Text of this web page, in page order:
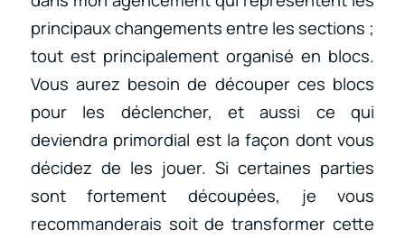
principaux changements entre les sections ;
tout est principalement organisé en blocs.
Vous aurez besoin de découper ces blocs
pour les déclencher, et aussi ce qui
deviendra primordial est la façon dont vous
décidez de les jouer. Si certaines parties
sont fortement découpées, je vous
recommanderais soit de transformer cette